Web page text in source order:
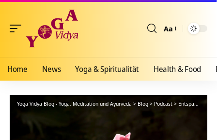
Aa
Home News Yoga & Spiritualität Health & Food
Yoga Vidya Blog - Yoga, Meditation und Ayurveda > Blog > Podcast > Entspannung